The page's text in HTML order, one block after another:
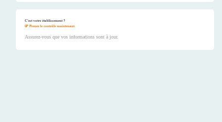
C'est votre établissement ?
Prenez le contrôle maintenant.
Assurez-vous que vos informations sont à jour.